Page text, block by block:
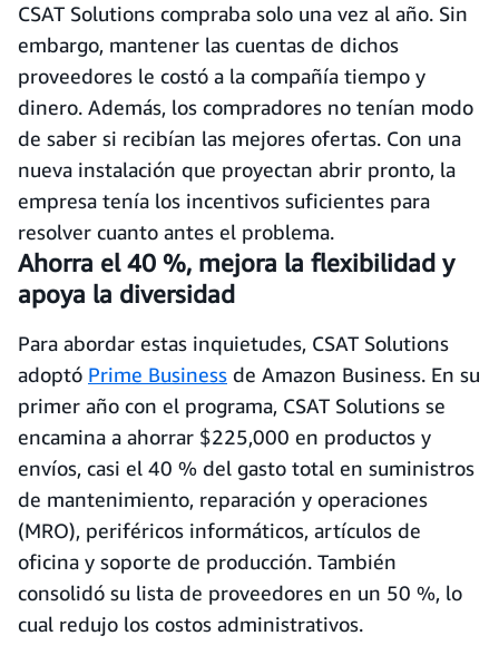
CSAT Solutions compraba solo una vez al año. Sin
embargo, mantener las cuentas de dichos
proveedores le costó a la compañía tiempo y
dinero. Además, los compradores no tenían modo
de saber si recibían las mejores ofertas. Con una
nueva instalación que proyectan abrir pronto, la
empresa tenía los incentivos suficientes para
resolver cuanto antes el problema.
Ahorra el 40 %, mejora la flexibilidad y
apoya la diversidad
Para abordar estas inquietudes, CSAT Solutions
adoptó Prime Business de Amazon Business. En su
primer año con el programa, CSAT Solutions se
encamina a ahorrar $225,000 en productos y
envíos, casi el 40 % del gasto total en suministros
de mantenimiento, reparación y operaciones
(MRO), periféricos informáticos, artículos de
oficina y soporte de producción. También
consolidó su lista de proveedores en un 50 %, lo
cual redujo los costos administrativos.